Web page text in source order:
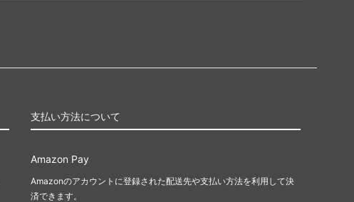
支払い方法について
Amazon Pay
Amazonのアカウントに登録された配送先や支払い方法を利用して決
済できます。